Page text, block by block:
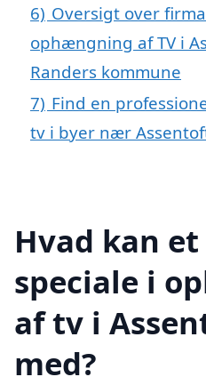
6) Oversigt over
ophængning af TV i
Randers kommune
7) Find en
tv i byer nær
Hvad kan
speciale i
af tv i
med?